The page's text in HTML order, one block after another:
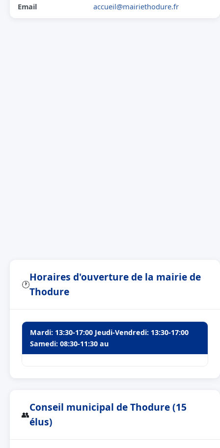
Email accueil@mairiethodure.fr
🕐
Horaires d'ouverture de la mairie de
Thodure
Mardi: 13:30-17:00 Jeudi-Vendredi: 13:30-17:00
Samedi: 08:30-11:30 au
👥
Conseil municipal de Thodure (15
élus)